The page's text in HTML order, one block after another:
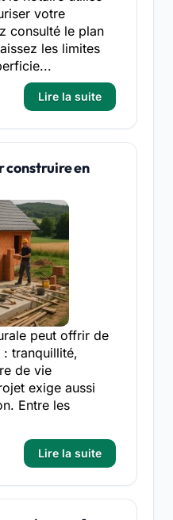
votre
consulté le plan
les limites
Lire la suite
construire en
peut offrir de
: tranquillité,
de vie
exige aussi
Entre les
Lire la suite